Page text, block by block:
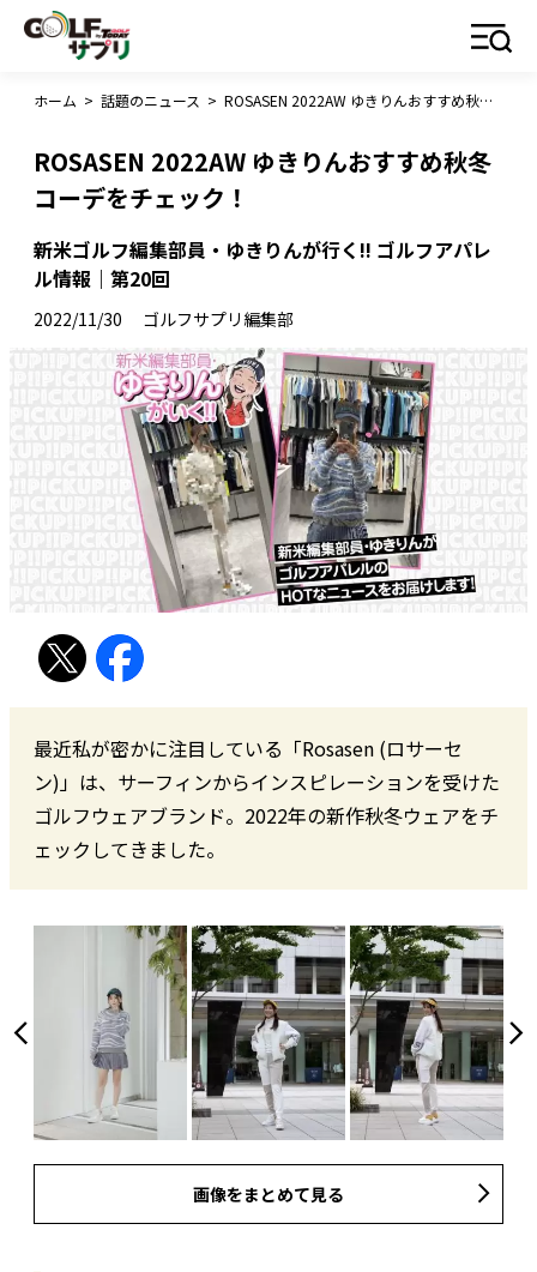
ホーム > 話題のニュース > ROSASEN 2022AW ゆきりんおすすめ秋冬コーデをチェック！
ROSASEN 2022AW ゆきりんおすすめ秋冬
コーデをチェック！
新米ゴルフ編集部員・ゆきりんが行く!! ゴルフアパレ
ル情報｜第20回
2022/11/30 ゴルフサプリ編集部
最近私が密かに注目している「Rosasen (ロサーセ
ン)」は、サーフィンからインスピレーションを受けた
ゴルフウェアブランド。2022年の新作秋冬ウェアをチ
ェックしてきました。
画像をまとめて見る